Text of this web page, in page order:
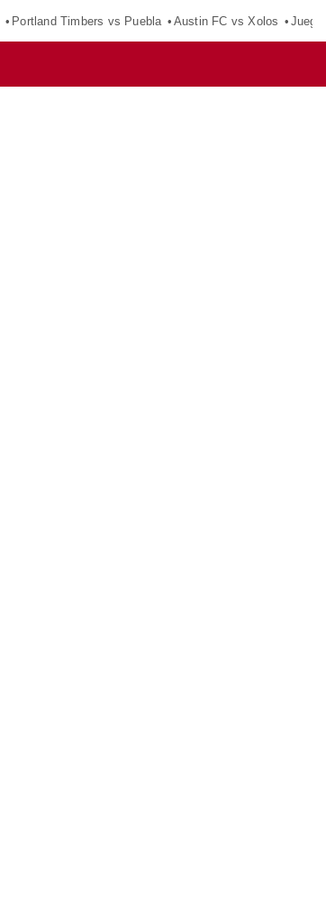
Portland Timbers vs Puebla Austin FC vs Xolos